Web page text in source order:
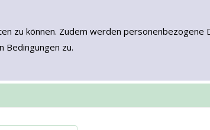
zu können. Zudem werden personenbezogene
Bedingungen zu.